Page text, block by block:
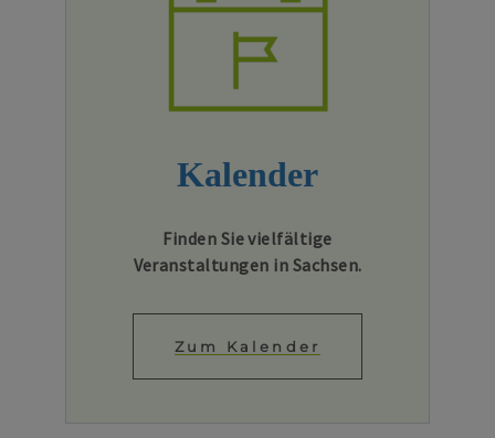
Kalender
Finden Sie vielfältige
Veranstaltungen in Sachsen.
Zum Kalender